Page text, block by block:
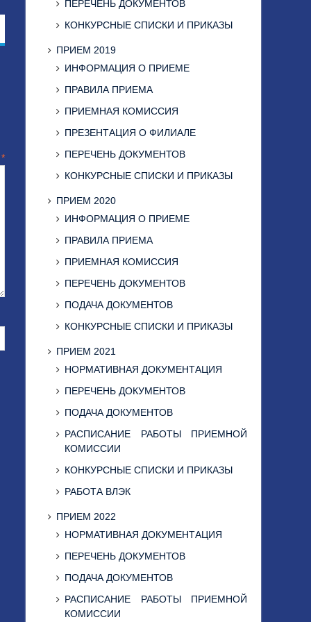
*
ПЕРЕЧЕНЬ ДОКУМЕНТОВ
КОНКУРСНЫЕ СПИСКИ И ПРИКАЗЫ
ПРИЕМ 2019
ИНФОРМАЦИЯ О ПРИЕМЕ
ПРАВИЛА ПРИЕМА
ПРИЕМНАЯ КОМИССИЯ
ПРЕЗЕНТАЦИЯ О ФИЛИАЛЕ
ПЕРЕЧЕНЬ ДОКУМЕНТОВ
КОНКУРСНЫЕ СПИСКИ И ПРИКАЗЫ
ПРИЕМ 2020
ИНФОРМАЦИЯ О ПРИЕМЕ
ПРАВИЛА ПРИЕМА
ПРИЕМНАЯ КОМИССИЯ
ПЕРЕЧЕНЬ ДОКУМЕНТОВ
ПОДАЧА ДОКУМЕНТОВ
КОНКУРСНЫЕ СПИСКИ И ПРИКАЗЫ
ПРИЕМ 2021
НОРМАТИВНАЯ ДОКУМЕНТАЦИЯ
ПЕРЕЧЕНЬ ДОКУМЕНТОВ
ПОДАЧА ДОКУМЕНТОВ
РАСПИСАНИЕ РАБОТЫ ПРИЕМНОЙ
КОМИССИИ
КОНКУРСНЫЕ СПИСКИ И ПРИКАЗЫ
РАБОТА ВЛЭК
ПРИЕМ 2022
НОРМАТИВНАЯ ДОКУМЕНТАЦИЯ
ПЕРЕЧЕНЬ ДОКУМЕНТОВ
ПОДАЧА ДОКУМЕНТОВ
РАСПИСАНИЕ РАБОТЫ ПРИЕМНОЙ
КОМИССИИ